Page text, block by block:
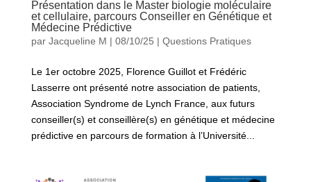
Présentation dans le Master biologie moléculaire
et cellulaire, parcours Conseiller en Génétique et
Médecine Prédictive
par Jacqueline M | 08/10/25 | Questions Pratiques
Le 1er octobre 2025, Florence Guillot et Frédéric
Lasserre ont présenté notre association de patients,
Association Syndrome de Lynch France, aux futurs
conseiller(s) et conseillère(s) en génétique et médecine
prédictive en parcours de formation à l’Université...